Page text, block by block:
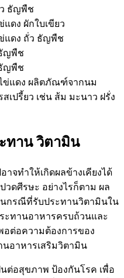
ว ธัญพืช
ดง ผักใบเขียว
แดง ถั่ว ธัญพืช
ญพืช
ญพืช
ข่แดง ผลิตภัณฑ์จากนม
เปรี้ยว เช่น ส้ม มะนาว ฝรั่ง
ทาน วิตามิน
จทำให้เกิดผลข้างเคียงได้
วดศีรษะ อย่างไรก็ตาม ผล
นกรณีที่รับประทานวิตามินใน
ะทานอาหารครบถ้วนและ
อต่อความต้องการของ
นอาหารเสริมวิตามิน
ต่อสุขภาพ ป้องกันโรค เพื่อ